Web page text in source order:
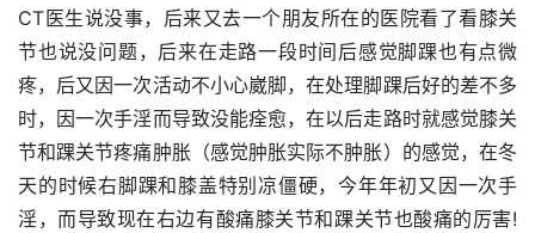
CT医生说没事，后来又去一个朋友所在的医院看了看膝关
节也说没问题，后来在走路一段时间后感觉脚踝也有点微
疼，后又因一次活动不小心崴脚，在处理脚踝后好的差不多
时，因一次手淫而导致没能痊愈，在以后走路时就感觉膝关
节和踝关节疼痛肿胀（感觉肿胀实际不肿胀）的感觉，在冬
天的时候右脚踝和膝盖特别凉僵硬，今年年初又因一次手
淫，而导致现在右边有酸痛膝关节和踝关节也酸痛的厉害!